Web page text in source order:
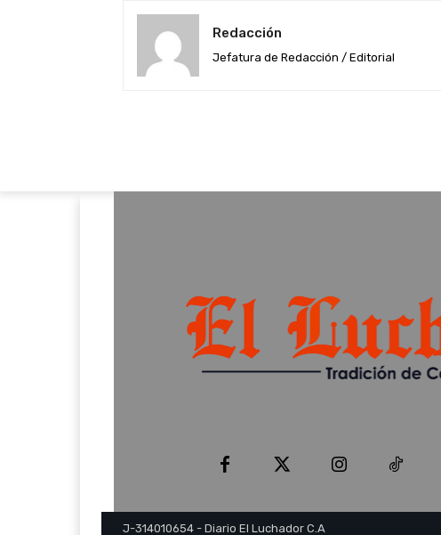
Redacción
Jefatura de Redacción / Editorial
J-314010654 - Diario El Luchador C.A